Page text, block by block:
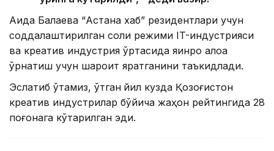
Аида Балаева “Астана хаб” резидентлари учун
соддалаштирилган солиқ режими IT-индустрияси
ва креатив индустрия ўртасида яқинроқ алоқа
ўрнатиш учун шароит яратганини таъкидлади.
Эслатиб ўтамиз, ўтган йил кузда Қозоғистон
креатив индустрилар бўйича жаҳон рейтингида 28
поғонага кўтарилган эди.